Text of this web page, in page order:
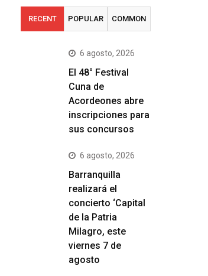
RECENT POPULAR COMMON
6 agosto, 2026
El 48° Festival
Cuna de
Acordeones abre
inscripciones para
sus concursos
6 agosto, 2026
Barranquilla
realizará el
concierto ‘Capital
de la Patria
Milagro, este
viernes 7 de
agosto